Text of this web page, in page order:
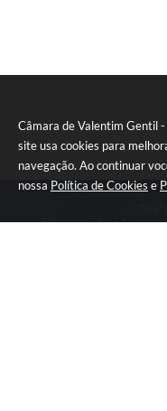
Câmara de Valentim Gentil -
site usa cookies para
navegação. Ao continuar
nossa Política de Cookies e
Endereço: Av: Eduardo